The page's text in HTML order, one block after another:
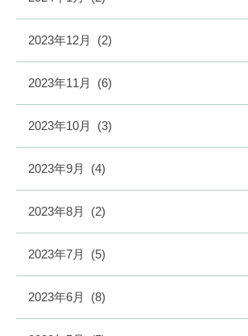
2023年12月 (2)
2023年11月 (6)
2023年10月 (3)
2023年9月 (4)
2023年8月 (2)
2023年7月 (5)
2023年6月 (8)